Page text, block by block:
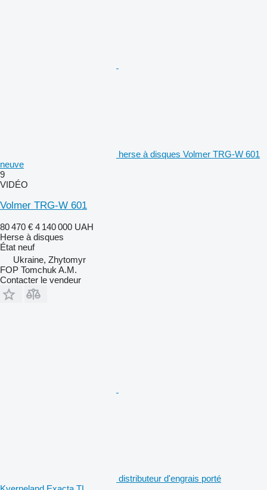
herse à disques Volmer TRG-W 601
neuve
9
VIDÉO
Volmer TRG-W 601
80 470 € 4 140 000 UAH
Herse à disques
État neuf
Ukraine, Zhytomyr
FOP Tomchuk A.M.
Contacter le vendeur
distributeur d'engrais porté